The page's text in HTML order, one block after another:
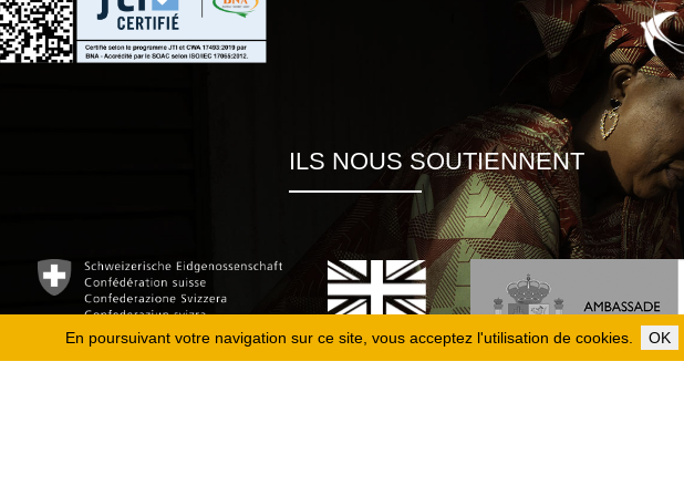
En poursuivant votre navigation sur ce site, vous acceptez l'utilisation de cookies. OK
ILS NOUS SOUTIENNENT